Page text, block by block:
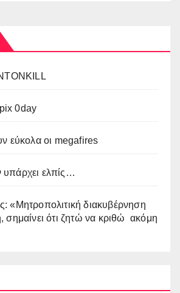
0day
εύκολα οι megafires
ελπίς…
«Μητροπολιτική διακυβέρνηση
σημαίνει ότι ζητώ να κριθώ ακόμη